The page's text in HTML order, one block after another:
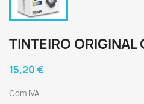
TINTEIRO ORIGINAL
15,20 €
Com IVA